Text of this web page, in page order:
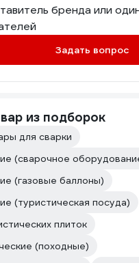
бренда или
Задать вопрос
из подборок
для сварки
(сварочное
(газовые баллоны)
(туристическая посуда)
плиток
(походные)